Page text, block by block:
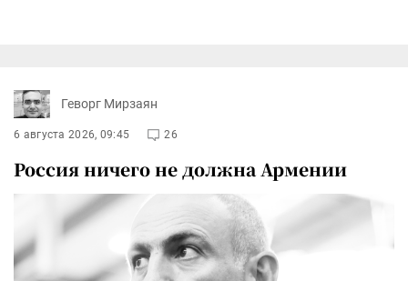
Геворг Мирзаян
6 августа 2026, 09:45 26
Россия ничего не должна Армении